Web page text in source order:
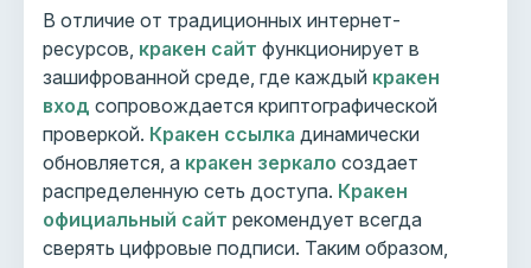
В отличие от традиционных интернет-
ресурсов, кракен сайт функционирует в
зашифрованной среде, где каждый кракен
вход сопровождается криптографической
проверкой. Кракен ссылка динамически
обновляется, а кракен зеркало создает
распределенную сеть доступа. Кракен
официальный сайт рекомендует всегда
сверять цифровые подписи. Таким образом,